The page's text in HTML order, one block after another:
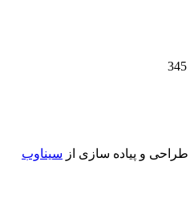
طراحی و پیاده سازی از سیناوب